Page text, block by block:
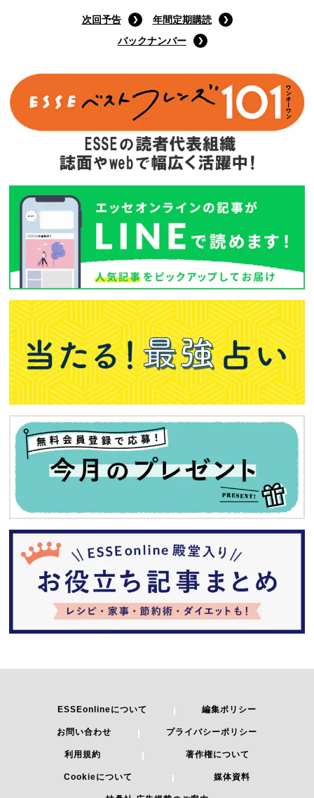
次回予告
年間定期購読
バックナンバー
ESSEonlineについて 編集ポリシー
お問い合わせ プライバシーポリシー
利用規約 著作権について
Cookieについて 媒体資料